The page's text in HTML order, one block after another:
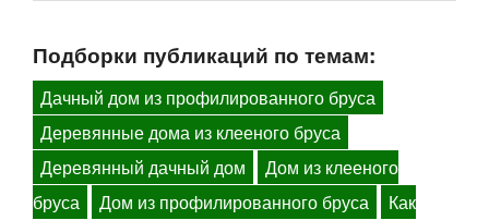
Подборки публикаций по темам:
Дачный дом из профилированного бруса
Деревянные дома из клееного бруса
Деревянный дачный дом
Дом из клееного
бруса
Дом из профилированного бруса
Как